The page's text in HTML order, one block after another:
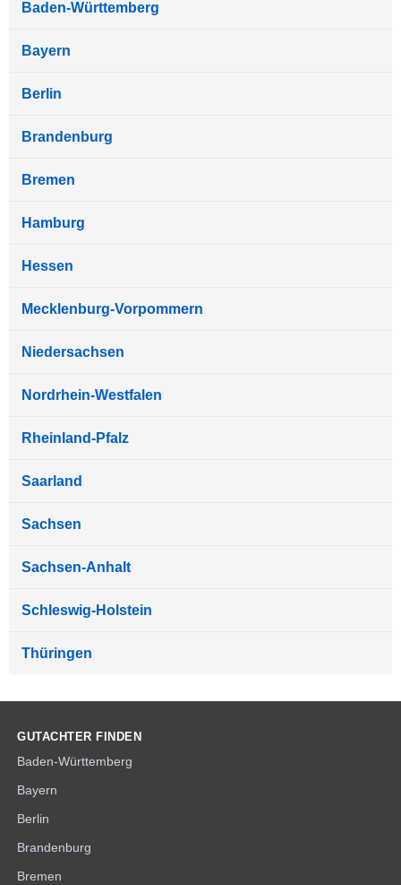
Baden-Württemberg
Bayern
Berlin
Brandenburg
Bremen
Hamburg
Hessen
Mecklenburg-Vorpommern
Niedersachsen
Nordrhein-Westfalen
Rheinland-Pfalz
Saarland
Sachsen
Sachsen-Anhalt
Schleswig-Holstein
Thüringen
GUTACHTER FINDEN
Baden-Württemberg
Bayern
Berlin
Brandenburg
Bremen